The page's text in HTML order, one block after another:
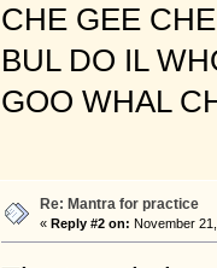
CHE GEE
BUL DO IL
GOO WHAL
Re: Mantra for practice
« Reply #2 on: November